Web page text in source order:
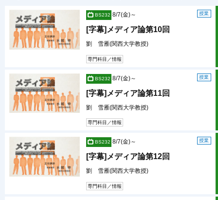
BS232 授業
8/7(金)～
[字幕]メディア論第10回
劉 雪雁(関西大学教授)
専門科目／情報
BS232 授業
8/7(金)～
[字幕]メディア論第11回
劉 雪雁(関西大学教授)
専門科目／情報
BS232 授業
8/7(金)～
[字幕]メディア論第12回
劉 雪雁(関西大学教授)
専門科目／情報